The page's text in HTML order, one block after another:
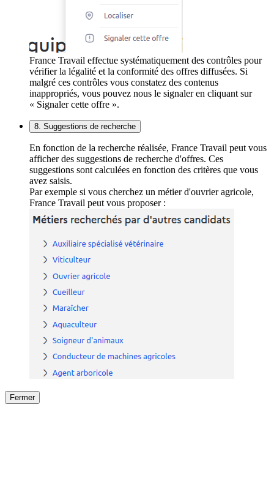
France Travail effectue systématiquement des contrôles pour
vérifier la légalité et la conformité des offres diffusées. Si
malgré ces contrôles vous constatez des contenus
inappropriés, vous pouvez nous le signaler en cliquant sur
« Signaler cette offre ».
8. Suggestions de recherche
En fonction de la recherche réalisée, France Travail peut vous
afficher des suggestions de recherche d'offres. Ces
suggestions sont calculées en fonction des critères que vous
avez saisis.
Par exemple si vous cherchez un métier d'ouvrier agricole,
France Travail peut vous proposer :
Fermer